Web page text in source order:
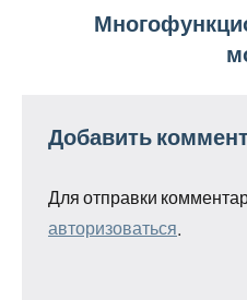
Добавить
Для отправки
авторизоваться